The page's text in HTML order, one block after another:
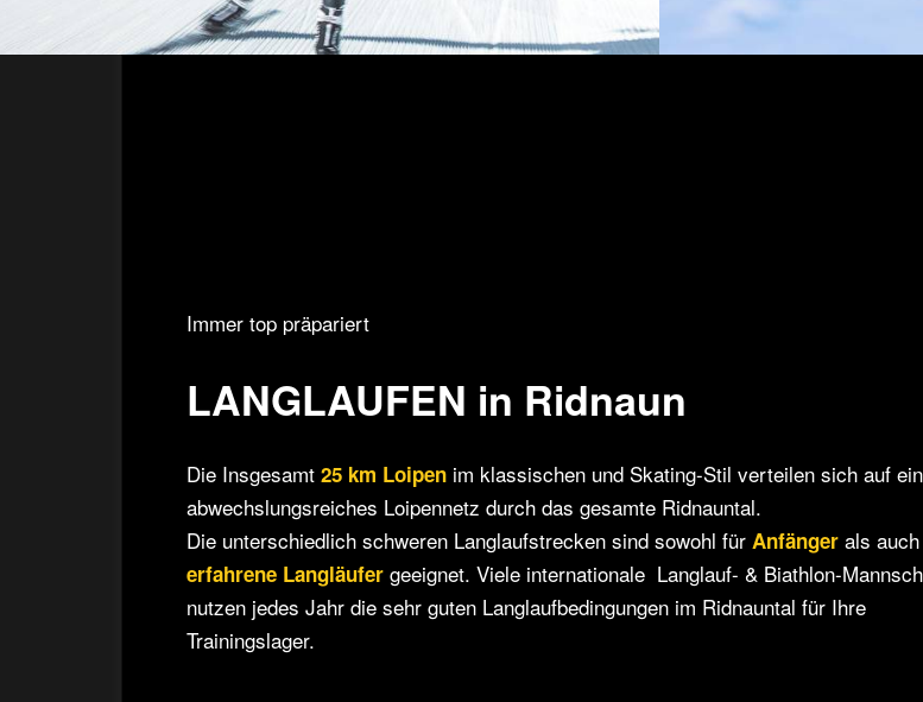
Immer top präpariert
LANGLAUFEN in Ridnaun
Die Insgesamt 25 km Loipen im klassischen und Skating-Stil verteilen sich auf ein
abwechslungsreiches Loipennetz durch das gesamte Ridnauntal.
Die unterschiedlich schweren Langlaufstrecken sind sowohl für Anfänger als
erfahrene Langläufer geeignet. Viele internationale Langlauf- & Biathlon-
nutzen jedes Jahr die sehr guten Langlaufbedingungen im Ridnauntal für Ihre
Trainingslager.